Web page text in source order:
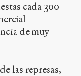
cada 300
de muy
las represas,